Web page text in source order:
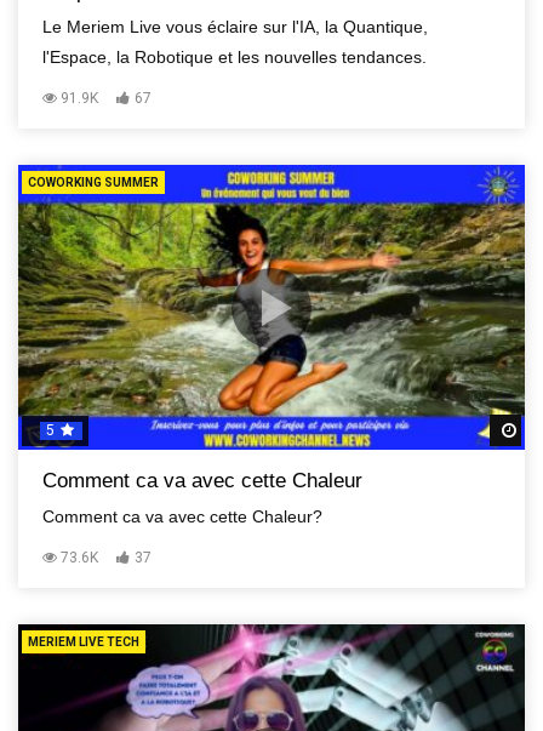
Le Meriem Live vous éclaire sur l'IA, la Quantique,
l'Espace, la Robotique et les nouvelles tendances.
91.9K 67
COWORKING SUMMER
5
Comment ca va avec cette Chaleur
Comment ca va avec cette Chaleur?
73.6K 37
MERIEM LIVE TECH